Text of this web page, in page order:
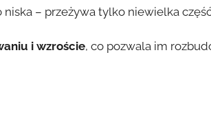
– przeżywa tylko niewielka
i wzroście, co pozwala im